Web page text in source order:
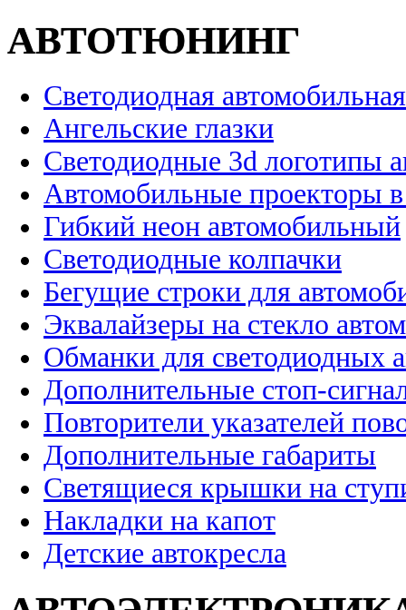
АВТОТЮНИНГ
Светодиодная
Ангельские глазки
Светодиодные 3d логотипы
Автомобильные проекторы
Гибкий неон автомобильный
Светодиодные колпачки
Бегущие строки для
Эквалайзеры на стекло
Обманки для светодиодных
Дополнительные стоп-
Повторители указателей
Дополнительные габариты
Светящиеся крышки на
Накладки на капот
Детские автокресла